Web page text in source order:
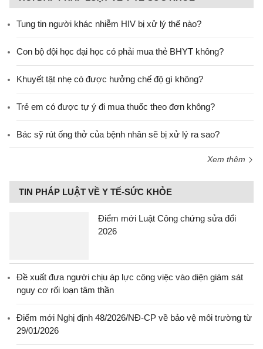
Tung tin người khác nhiễm HIV bị xử lý thế nào?
Con bộ đội học đại học có phải mua thẻ BHYT không?
Khuyết tật nhẹ có được hưởng chế độ gì không?
Trẻ em có được tự ý đi mua thuốc theo đơn không?
Bác sỹ rút ống thở của bệnh nhân sẽ bị xử lý ra sao?
Xem thêm
TIN PHÁP LUẬT VỀ Y TẾ-SỨC KHỎE
Điểm mới Luật Công chứng sửa đổi
2026
Đề xuất đưa người chịu áp lực công việc vào diện giám sát
nguy cơ rối loạn tâm thần
Điểm mới Nghị định 48/2026/NĐ-CP về bảo vệ môi trường từ
29/01/2026